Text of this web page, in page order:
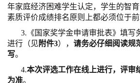
年家庭经济困难学生认定，学生的智
素质评价成绩排名原则上都必须位于前
3.《国家奖学金申请审批表》填写
进行（见 附件3）， 请务必仔细阅读规
写。
4.本次评选工作在线上进行，评审
为准。